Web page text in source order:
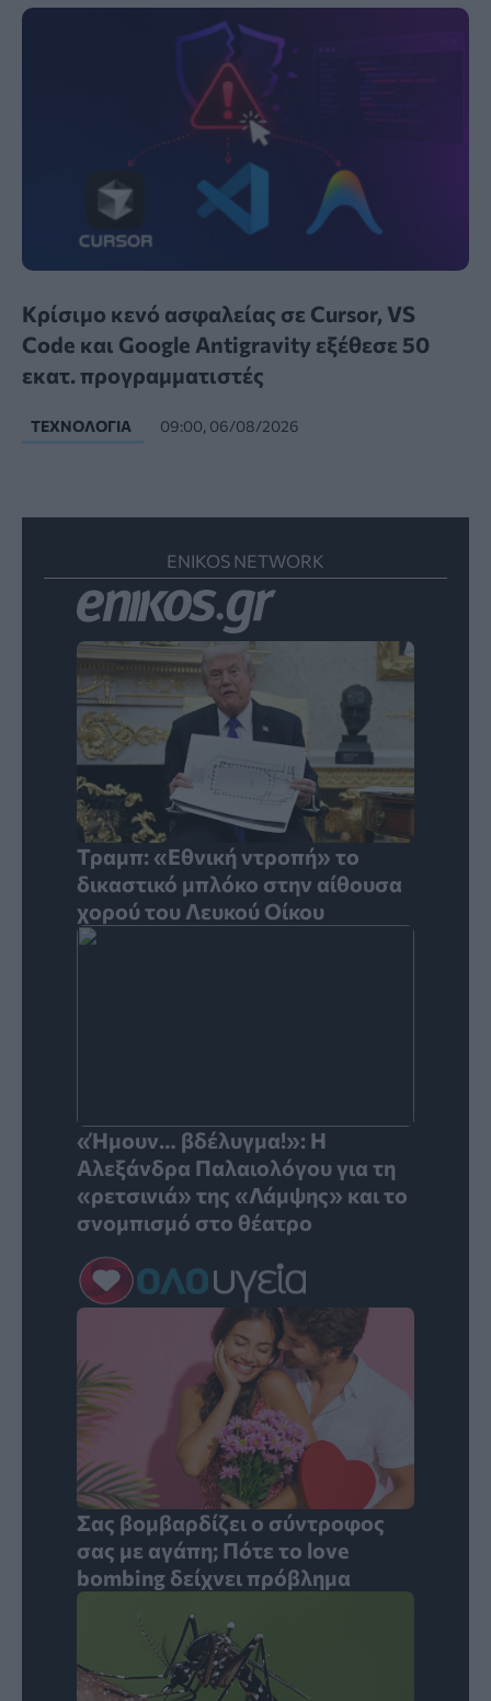
Κρίσιμο κενό ασφαλείας σε Cursor, VS
Code και Google Antigravity εξέθεσε 50
εκατ. προγραμματιστές
ΤΕΧΝΟΛΟΓΊΑ 09:00, 06/08/2026
ENIKOS NETWORK
Τραμπ: «Εθνική ντροπή» το
δικαστικό μπλόκο στην αίθουσα
χορού του Λευκού Οίκου
«Ήμουν… βδέλυγμα!»: Η
Αλεξάνδρα Παλαιολόγου για τη
«ρετσινιά» της «Λάμψης» και το
σνομπισμό στο θέατρο
Σας βομβαρδίζει ο σύντροφος
σας με αγάπη; Πότε το love
bombing δείχνει πρόβλημα